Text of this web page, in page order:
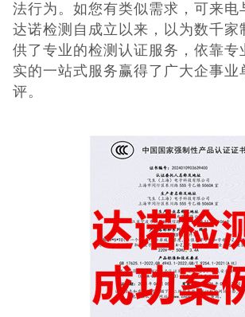
题
3C认证
CQC认证
十环能效认证
环保节能认证
日本PSE认证
澳洲SAA认证
法行为。如您有类似需求，可来电
达诺检测自成立以来，以为数千家
供了专业的检测认证服务，依靠专
实的一站式服务赢得了广大企事业
评。